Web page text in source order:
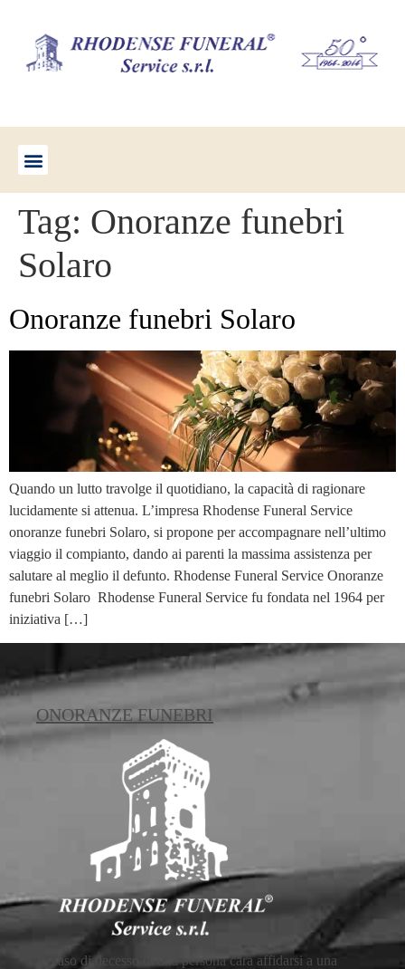
Tag: Onoranze funebri
Solaro
Onoranze funebri Solaro
Quando un lutto travolge il quotidiano, la capacità di ragionare
lucidamente si attenua. L’impresa Rhodense Funeral Service
onoranze funebri Solaro, si propone per accompagnare nell’ultimo
viaggio il compianto, dando ai parenti la massima assistenza per
salutare al meglio il defunto. Rhodense Funeral Service Onoranze
funebri Solaro Rhodense Funeral Service fu fondata nel 1964 per
iniziativa […]
ONORANZE FUNEBRI
In caso di decesso di una persona cara affidarsi a una